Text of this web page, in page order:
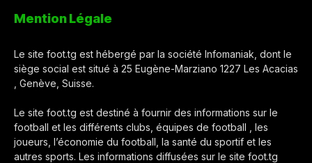
Mention Légale
Le site foot.tg est hébergé par la société Infomaniak, dont le
siège social est situé à 25 Eugène-Marziano 1227 Les Acacias
, Genève, Suisse.
Le site foot.tg est destiné à fournir des informations sur le
football et les différents clubs, équipes de football , les
joueurs, l’économie du football, la santé du sportif et les
autres sports. Les informations diffusées sur le site foot.tg